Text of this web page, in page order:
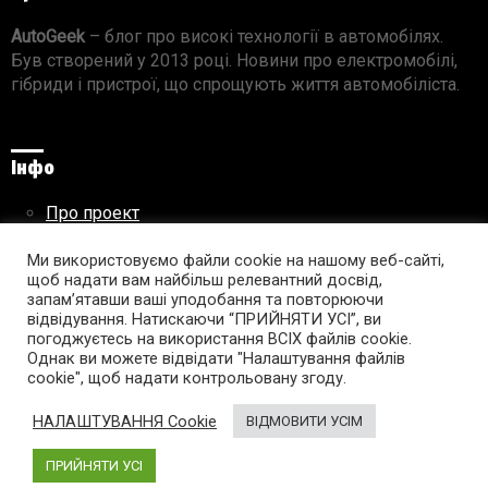
AutoGeek – блог про високі технології в автомобілях.
Був створений у 2013 році. Новини про електромобілі,
гібриди і пристрої, що спрощують життя автомобіліста.
Інфо
Про проект
Правила використання матеріалів
Підпишись на AutoGeek!
facebooktwitter instagramyoutube tumblr linkedin
Ми використовуємо файли cookie на нашому веб-сайті,
щоб надати вам найбільш релевантний досвід,
запам’ятавши ваші уподобання та повторюючи
відвідування. Натискаючи “ПРИЙНЯТИ УСІ”, ви
погоджуєтесь на використання ВСІХ файлів cookie.
Однак ви можете відвідати "Налаштування файлів
cookie", щоб надати контрольовану згоду.
НАЛАШТУВАННЯ Cookie ВІДМОВИТИ УСІМ
ПРИЙНЯТИ УСІ